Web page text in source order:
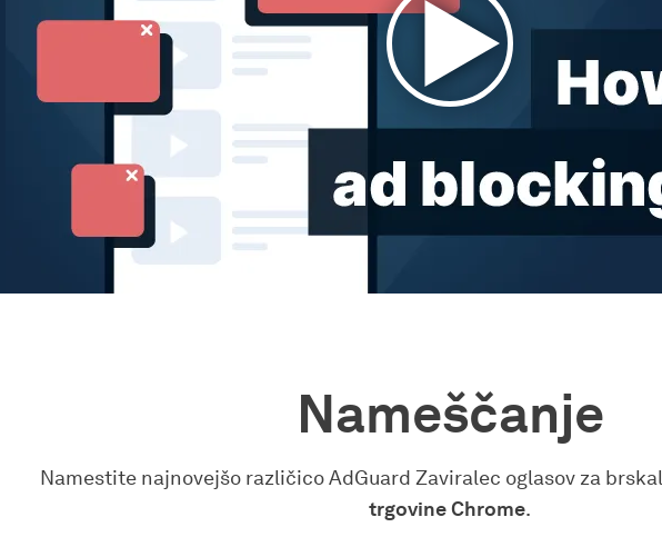
Nameščanje
Namestite najnovejšo različico AdGuard Zaviralec oglasov za
trgovine Chrome.